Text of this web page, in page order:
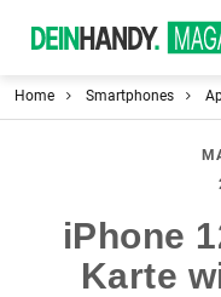
Home Smartphones
iPhone
Karte